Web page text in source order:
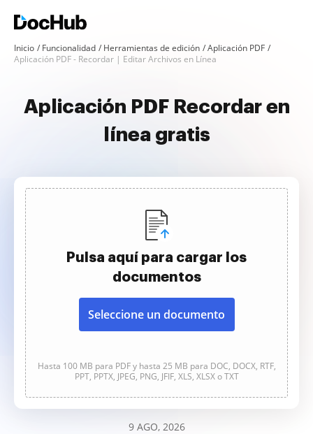
Inicio Funcionalidad Herramientas de edición
Aplicación PDF
Aplicación PDF - Recordar | Editar Archivos en Línea
Aplicación PDF Recordar en
línea gratis
Pulsa aquí para cargar los
documentos
Seleccione un documento
Hasta 100 MB para PDF y hasta 25 MB para DOC, DOCX, RTF,
PPT, PPTX, JPEG, PNG, JFIF, XLS, XLSX o TXT
9 AGO, 2026